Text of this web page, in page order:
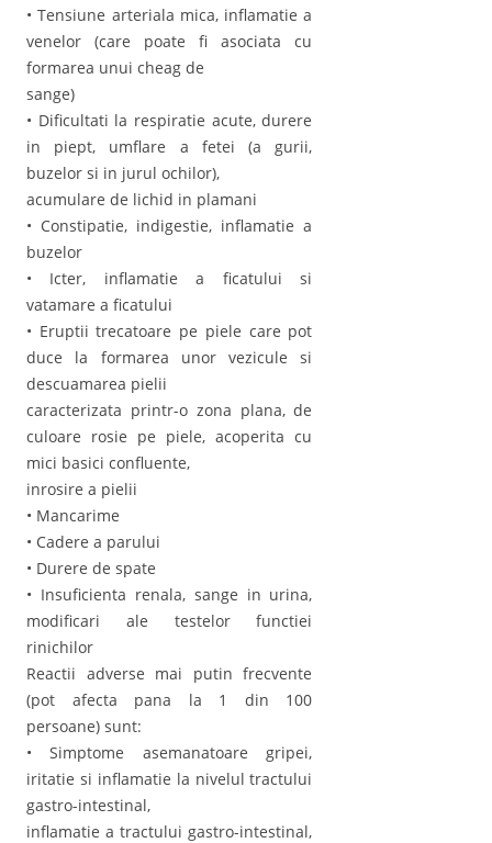
• Tensiune arteriala mica, inflamatie a
venelor (care poate fi asociata cu
formarea unui cheag de
sange)
• Dificultati la respiratie acute, durere
in piept, umflare a fetei (a gurii,
buzelor si in jurul ochilor),
acumulare de lichid in plamani
• Constipatie, indigestie, inflamatie a
buzelor
• Icter, inflamatie a ficatului si
vatamare a ficatului
• Eruptii trecatoare pe piele care pot
duce la formarea unor vezicule si
descuamarea pielii
caracterizata printr-o zona plana, de
culoare rosie pe piele, acoperita cu
mici basici confluente,
inrosire a pielii
• Mancarime
• Cadere a parului
• Durere de spate
• Insuficienta renala, sange in urina,
modificari ale testelor functiei
rinichilor
Reactii adverse mai putin frecvente
(pot afecta pana la 1 din 100
persoane) sunt:
• Simptome asemanatoare gripei,
iritatie si inflamatie la nivelul tractului
gastro-intestinal,
inflamatie a tractului gastro-intestinal,